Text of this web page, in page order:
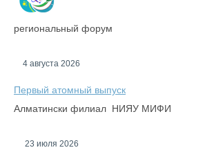
региональный форум
4 августа 2026
Первый атомный выпуск
Алматински филиал НИЯУ МИФИ
23 июля 2026